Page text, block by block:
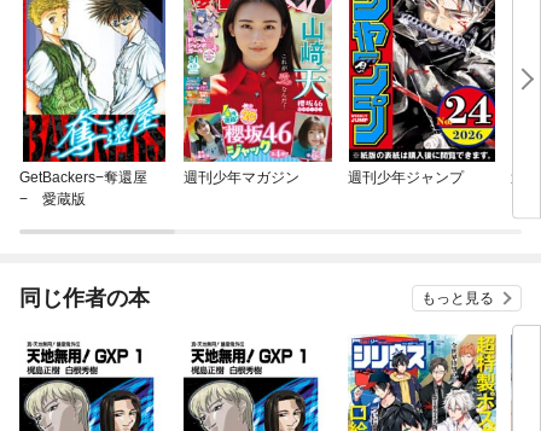
GetBackers−奪還屋
− 愛蔵版
週刊少年マガジン 週刊少年ジャンプ 週
同じ作者の本 もっと見る